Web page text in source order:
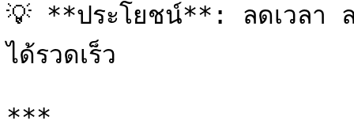
💡 **ประโยชน์**: ลดเวลา
ได้รวดเร็ว
***